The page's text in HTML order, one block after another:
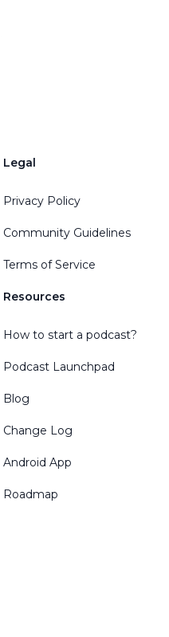
Legal
Privacy Policy
Community Guidelines
Terms of Service
Resources
How to start a podcast?
Podcast Launchpad
Blog
Change Log
Android App
Roadmap